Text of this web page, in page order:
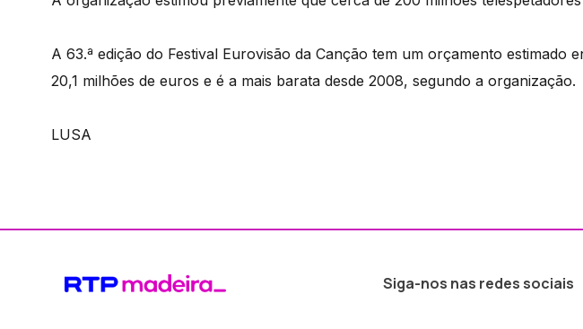
A 63.ª edição do Festival Eurovisão da Canção tem um orçamento estimado
20,1 milhões de euros e é a mais barata desde 2008, segundo a organização.
LUSA
Siga-nos nas redes sociais